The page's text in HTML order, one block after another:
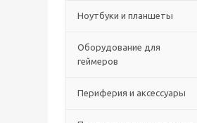
Ноутбуки и планшеты
Оборудование для
геймеров
Периферия и аксессуары